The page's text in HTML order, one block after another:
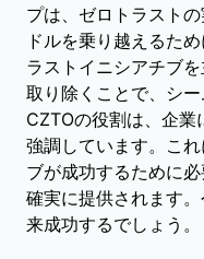
プは、ゼロトラスト
ドルを乗り越えるた
ラストイニシアチブ
取り除くことで、シー
CZTOの役割は、企業
強調しています。こ
ブが成功するために
確実に提供されます
来成功するでしょう。